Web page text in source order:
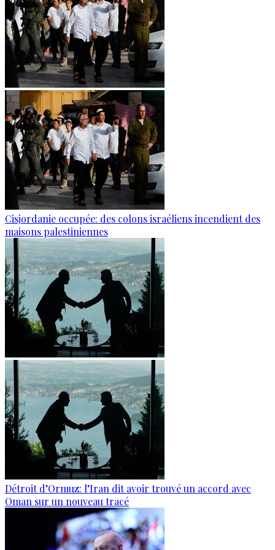
Cisjordanie occupée: des colons israéliens incendient des
maisons palestiniennes
Détroit d’Ormuz: l’Iran dit avoir trouvé un accord avec
Oman sur un nouveau tracé